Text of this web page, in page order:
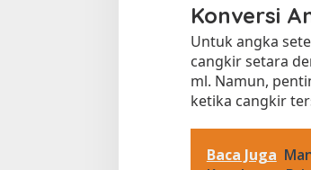
Konversi
Untuk angka
cangkir setara
ml. Namun,
ketika cangkir
Baca Juga
Tempat Makan All You Can Eat di
3 Januari 2025